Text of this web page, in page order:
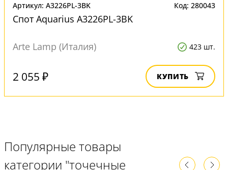
Артикул: A3226PL-3BK Код: 280043
Спот Aquarius A3226PL-3BK
Arte Lamp (Италия) 423 шт.
2 055 ₽ КУПИТЬ
Популярные товары
категории "точечные